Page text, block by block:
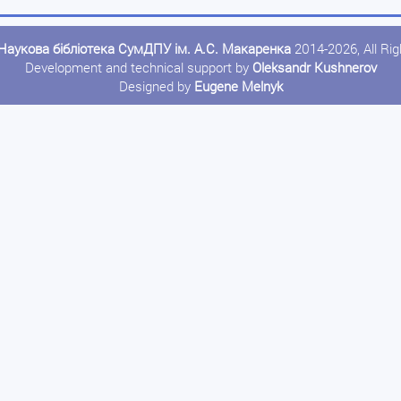
бібліотека СумДПУ ім. А.С. Макаренка 2014-2026, All
Development and technical support by Oleksandr Kushnerov
Designed by Eugene Melnyk